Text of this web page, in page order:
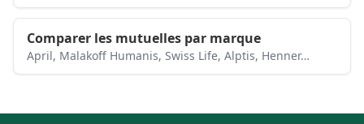
Comparer les mutuelles par marque
April, Malakoff Humanis, Swiss Life, Alptis, Henner…